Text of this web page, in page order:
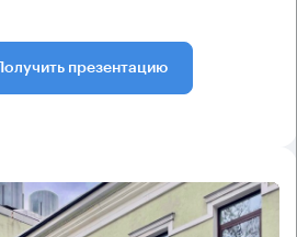
Получить презентацию